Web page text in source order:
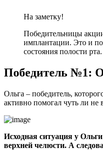
На заметку!
Победительницы
имплантации. Это и
состояния полости рта.
Победитель №1:
Ольга – победитель,
активно помогал чуть ли не
Исходная ситуация у
верхней челюсти. А